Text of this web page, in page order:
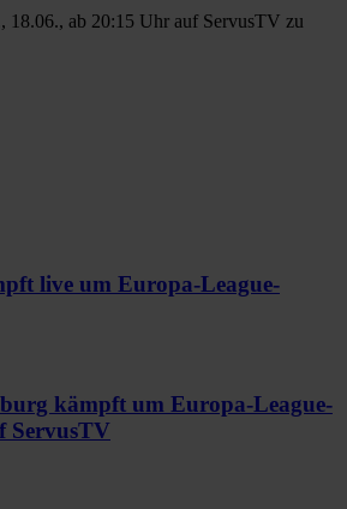
18.06., ab 20:15 Uhr auf ServusTV zu
live um Europa-League-
kämpft um Europa-League-
ServusTV